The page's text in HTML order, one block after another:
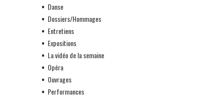
Danse
Dossiers/Hommages
Entretiens
Expositions
La vidéo de la semaine
Opéra
Ouvrages
Performances